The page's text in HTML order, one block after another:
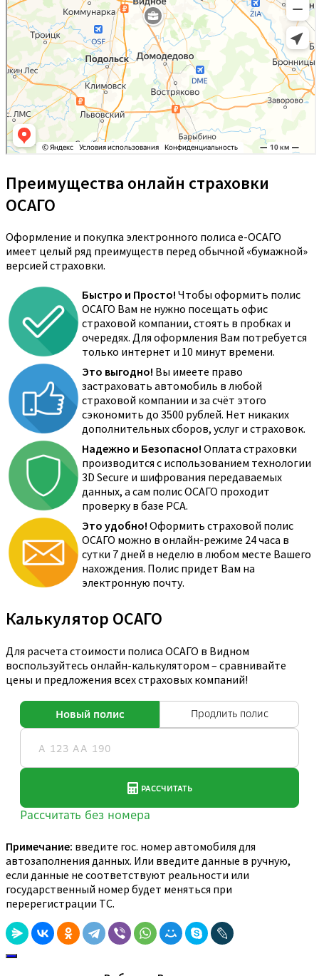
Преимущества онлайн страховки
ОСАГО
Оформление и покупка электронного полиса е-ОСАГО
имеет целый ряд преимуществ перед обычной «бумажной»
версией страховки.
Быстро и Просто! Чтобы оформить полис
ОСАГО Вам не нужно посещать офис
страховой компании, стоять в пробках и
очередях. Для оформления Вам потребуется
только интернет и 10 минут времени.
Это выгодно! Вы имеете право
застраховать автомобиль в любой
страховой компании и за счёт этого
сэкономить до 3500 рублей. Нет никаких
дополнительных сборов, услуг и страховок.
Надежно и Безопасно! Оплата страховки
производится с использованием технологии
3D Secure и шифрования передаваемых
данных, а сам полис ОСАГО проходит
проверку в базе РСА.
Это удобно! Оформить страховой полис
ОСАГО можно в онлайн-режиме 24 часа в
сутки 7 дней в неделю в любом месте Вашего
нахождения. Полис придет Вам на
электронную почту.
Калькулятор ОСАГО
Для расчета стоимости полиса ОСАГО в Видном
воспользуйтесь онлайн-калькулятором – сравнивайте
цены и предложения всех страховых компаний!
Примечание: введите гос. номер автомобиля для
автозаполнения данных. Или введите данные в ручную,
если данные не соответствуют реальности или
государственный номер будет меняться при
перерегистрации ТС.